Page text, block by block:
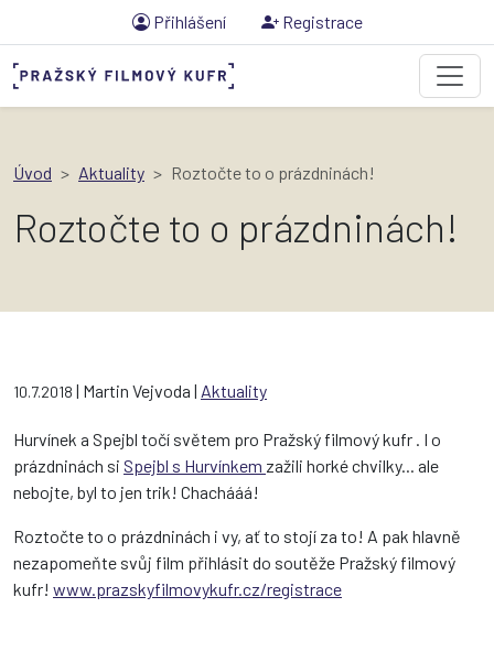
Přihlášení Registrace
Úvod Aktuality Roztočte to o prázdninách!
Roztočte to o prázdninách!
10.7.2018 | Martin Vejvoda | Aktuality
Hurvínek a Spejbl točí světem pro Pražský filmový kufr . I o
prázdninách si Spejbl s Hurvínkem zažili horké chvilky... ale
nebojte, byl to jen trik! Chachááá!
Roztočte to o prázdninách i vy, ať to stojí za to! A pak hlavně
nezapomeňte svůj film přihlásit do soutěže Pražský filmový
kufr! www.prazskyfilmovykufr.cz/registrace